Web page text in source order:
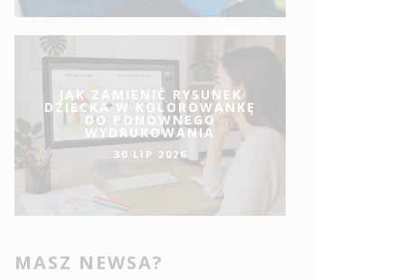
JAK ZAMIENIĆ RYSUNEK
DZIECKA W KOLOROWANKĘ
DO PONOWNEGO
WYDRUKOWANIA
30 LIP 2026
MASZ NEWSA?